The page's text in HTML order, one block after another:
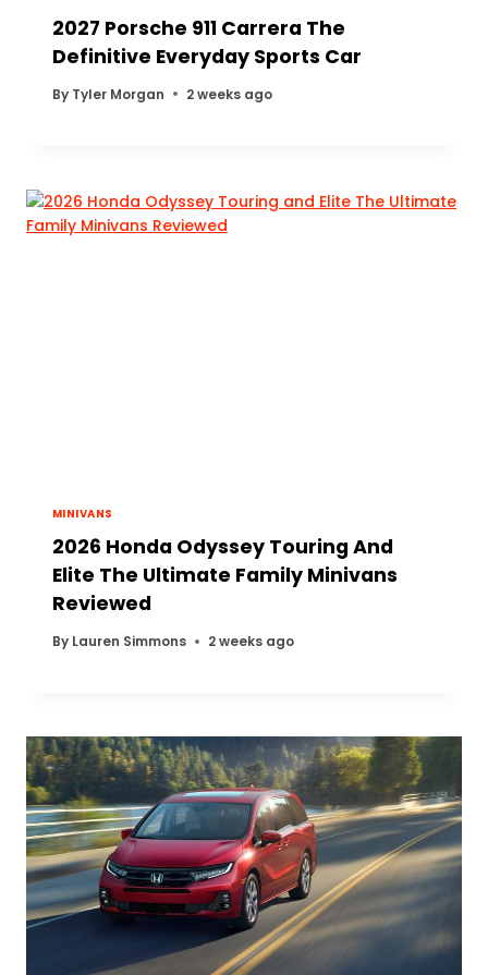
2027 Porsche 911 Carrera The
Definitive Everyday Sports Car
By Tyler Morgan 2 weeks ago
MINIVANS
2026 Honda Odyssey Touring And
Elite The Ultimate Family Minivans
Reviewed
By Lauren Simmons 2 weeks ago